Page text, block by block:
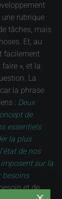
une rubrique
tâches, mais
Et, au
facilement
», et la
La
la phrase
: Deux
de
essentiels
la plus
de nos
sur la
besoins
et de